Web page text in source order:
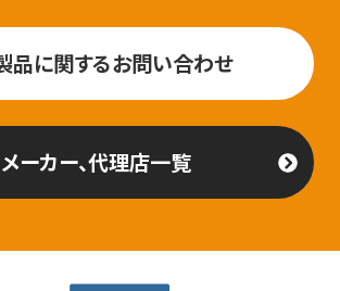
品に関するお問い合わせ
メーカー、代理店一覧